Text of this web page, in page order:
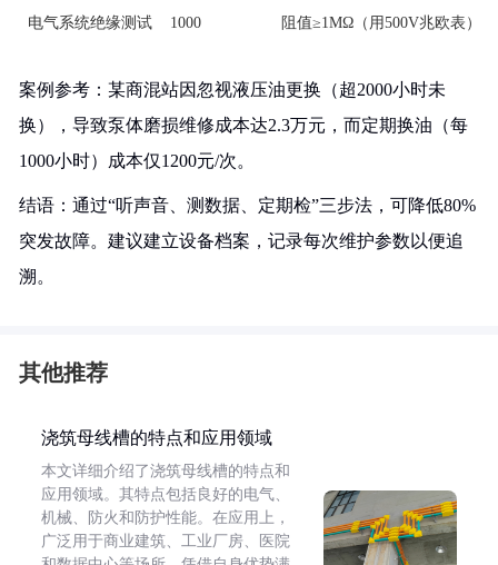
电气系统绝缘测试 1000 阻值≥1MΩ（用500V兆欧表）
案例参考：某商混站因忽视液压油更换（超2000小时未
换），导致泵体磨损维修成本达2.3万元，而定期换油（每
1000小时）成本仅1200元/次。
结语：通过“听声音、测数据、定期检”三步法，可降低80%
突发故障。建议建立设备档案，记录每次维护参数以便追
溯。
其他推荐
浇筑母线槽的特点和应用领域
本文详细介绍了浇筑母线槽的特点和
应用领域。其特点包括良好的电气、
机械、防火和防护性能。在应用上，
广泛用于商业建筑、工业厂房、医院